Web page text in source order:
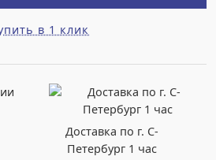
в 1 клик
Доставка по г. С-
Петербург 1 час